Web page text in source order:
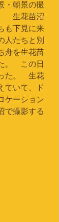
・朝景の撮
　生花苗沼
も下見に来
人たちと別
舟を生花苗
。　この日
た。　生花
ていて、ド
ケーション
で撮影する